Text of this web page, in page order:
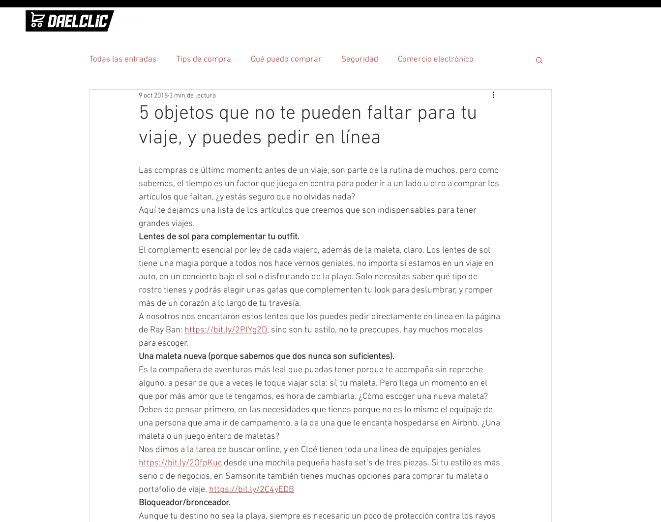
Todas las entradas Tips de compra Qué puedo comprar Seguridad Comercio electrónico
Practicidad Pagos y entregas
5 objetos que no te pueden faltar para tu
viaje, y puedes pedir en línea
9 oct 2018 3 min de lectura
Las compras de último momento antes de un viaje, son parte de la rutina de muchos, pero como
sabemos, el tiempo es un factor que juega en contra para poder ir a un lado u otro a comprar los
artículos que faltan, ¿y estás seguro que no olvidas nada?
Aquí te dejamos una lista de los artículos que creemos que son indispensables para tener
grandes viajes.
Lentes de sol para complementar tu outfit.
El complemento esencial por ley de cada viajero, además de la maleta, claro. Los lentes de sol
tiene una magia porque a todos nos hace vernos geniales, no importa si estamos en un viaje en
auto, en un concierto bajo el sol o disfrutando de la playa. Solo necesitas saber qué tipo de
rostro tienes y podrás elegir unas gafas que complementen tu look para deslumbrar, y romper
más de un corazón a lo largo de tu travesía.
A nosotros nos encantaron estos lentes que los puedes pedir directamente en línea en la página
de Ray Ban: https://bit.ly/2PlYg2D, sino son tu estilo, no te preocupes, hay muchos modelos
para escoger.
Una maleta nueva (porque sabemos que dos nunca son suficientes).
Es la compañera de aventuras más leal que puedas tener porque te acompaña sin reproche
alguno, a pesar de que a veces le toque viajar sola: sí, tu maleta. Pero llega un momento en el
que por más amor que le tengamos, es hora de cambiarla. ¿Cómo escoger una nueva maleta?
Debes de pensar primero, en las necesidades que tienes porque no es lo mismo el equipaje de
una persona que ama ir de campamento, a la de una que le encanta hospedarse en Airbnb. ¿Una
maleta o un juego entero de maletas?
Nos dimos a la tarea de buscar online, y en Cloé tienen toda una línea de equipajes geniales
https://bit.ly/2OfpKuc desde una mochila pequeña hasta set’s de tres piezas. Si tu estilo es más
serio o de negocios, en Samsonite también tienes muchas opciones para comprar tu maleta o
portafolio de viaje. https://bit.ly/2C4yEDB
Bloqueador/bronceador.
Aunque tu destino no sea la playa, siempre es necesario un poco de protección contra los rayos